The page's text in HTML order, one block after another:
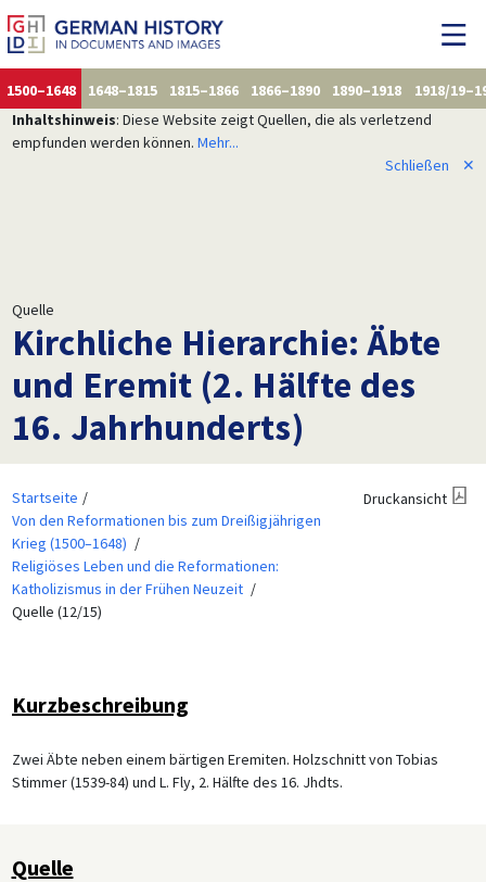
1500–1648 1648–1815 1815–1866 1866–1890 1890–1918
1918/
Inhaltshinweis: Diese Website zeigt Quellen, die als verletzend
empfunden werden können. Mehr...
Schließen
✕
Quelle
Kirchliche Hierarchie: Äbte
und Eremit (2. Hälfte des
16. Jahrhunderts)
Startseite
Von den Reformationen bis zum Dreißigjährigen
Krieg (1500–1648)
Religiöses Leben und die Reformationen:
Katholizismus in der Frühen Neuzeit
Quelle (12/15)
Druckansicht
Kurzbeschreibung
Zwei Äbte neben einem bärtigen Eremiten. Holzschnitt von Tobias
Stimmer (1539-84) und L. Fly, 2. Hälfte des 16. Jhdts.
Quelle